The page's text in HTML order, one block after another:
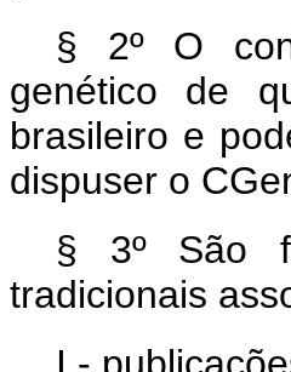
§ 2º O
genético de
brasileiro e
dispuser o
§ 3º São
tradicionais